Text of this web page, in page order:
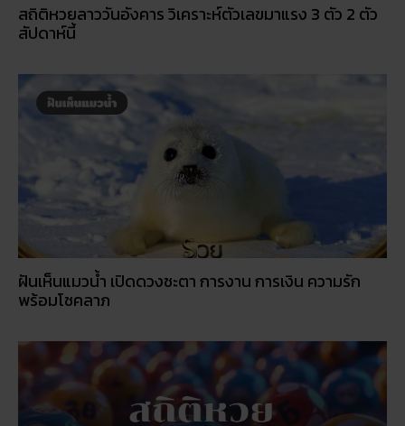
สถิติหวยลาววันอังคาร วิเคราะห์ตัวเลขมาแรง 3 ตัว 2 ตัว
สัปดาห์นี้
ฝันเห็นแมวน้ำ เปิดดวงชะตา การงาน การเงิน ความรัก
พร้อมโชคลาภ